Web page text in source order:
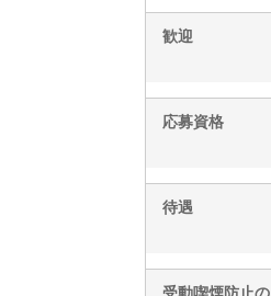
歓迎
応募資格
待遇